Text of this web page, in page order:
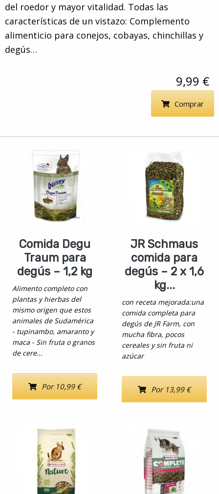
del roedor y mayor vitalidad. Todas las
características de un vistazo: Complemento
alimenticio para conejos, cobayas, chinchillas y
degús…
9,99 €
Comprar
Comida Degu
Traum para
degús – 1,2 kg
Alimento completo con
plantas y hierbas del
mismo origen que estos
animales de Sudamérica
- tupinambo, amaranto y
maca - Sin fruta o granos
de cere...
Por 10,99 €
JR Schmaus
comida para
degús – 2 x 1,6
kg...
con receta mejorada:una
comida completa para
degús de JR Farm, con
mucha fibra, pocos
cereales y sin fruta ni
azúcar
Por 13,99 €